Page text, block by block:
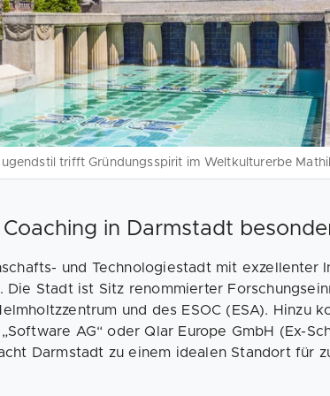
trifft Gründungsspirit im Weltkulturerbe
in Darmstadt
und Technologiestadt mit exzellenter
Die Stadt ist Sitz renommierter
und des ESOC (ESA). Hinzu
AG“ oder Qlar Europe GmbH (Ex-
Darmstadt zu einem idealen Standort für